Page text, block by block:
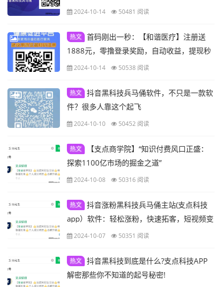
2024-10-14 50481 阅读
热文 首码刚出一秒：【和谐医疗】注册送
1888元，零撸登录奖励，自动收益，提现秒
到，直推奖励
2024-10-14 50538 阅读
热文 抖音黑科技兵马俑软件，不只是一款软
件？很多人靠这个起飞
2024-10-10 50452 阅读
热文
【支点商学院】“知识付费风口正盛：
探索1100亿市场的掘金之道”
2024-10-08 50316 阅读
热文 抖音涨粉黑科技兵马俑主站(支点科技
app）软件：轻松涨粉，快速拓客，短视频变
现必备
2024-10-07 50351 阅读
热文 抖音黑科技到底是什么?支点科技APP
解密那些你不知道的起号秘密!